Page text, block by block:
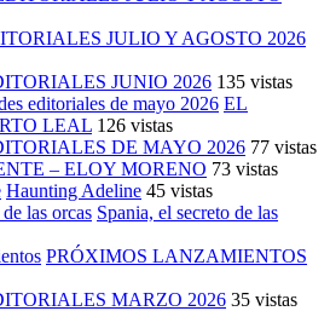
JULIO Y AGOSTO 2026
JUNIO 2026 135 vistas
EL
LEAL 126 vistas
DE MAYO 2026 77 vistas
– ELOY MORENO 73 vistas
Haunting Adeline 45 vistas
Spania, el secreto de las
PRÓXIMOS LANZAMIENTOS
MARZO 2026 35 vistas